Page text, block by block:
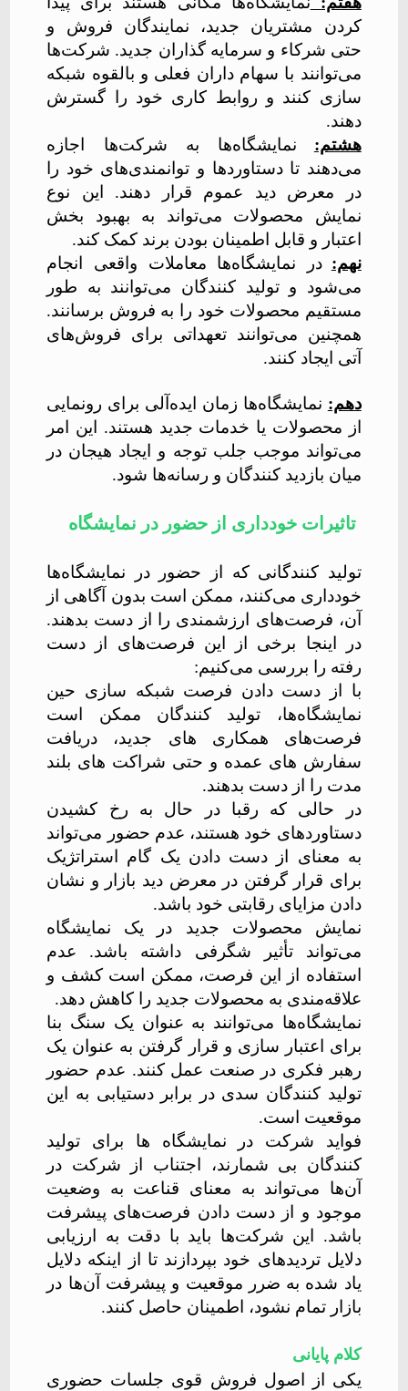
کردن مشتریان جدید، نمایندگان فروش و
حتی شرکاء و سرمایه گذاران جدید. شرکت‌ها
می‌توانند با سهام داران فعلی و بالقوه شبکه
سازی کنند و روابط کاری خود را گسترش
دهند.
هشتم:
نمایشگاه‌ها به شرکت‌ها اجازه
می‌دهند تا دستاوردها و توانمندی‌های خود را
در معرض دید عموم قرار دهند. این نوع
نمایش محصولات می‌تواند به بهبود بخش
اعتبار و قابل اطمینان بودن برند کمک کند.
نهم: در نمایشگاه‌ها معاملات واقعی انجام
می‌شود و تولید کنندگان می‌توانند به طور
مستقیم محصولات خود را به فروش برسانند.
همچنین می‌توانند تعهداتی برای فروش‌های
آتی ایجاد کنند.
دهم: نمایشگاه‌ها زمان ایده‌آلی برای رونمایی
از محصولات یا خدمات جدید هستند. این امر
می‌تواند موجب جلب توجه و ایجاد هیجان در
میان بازدید کنندگان و رسانه‌ها شود.
تاثیرات خودداری از حضور در نمایشگاه
تولید کنندگانی که از حضور در نمایشگاه‌ها
خودداری می‌کنند، ممکن است بدون آگاهی از
آن، فرصت‌های ارزشمندی را از دست بدهند.
در اینجا برخی از این فرصت‌های از دست
رفته را بررسی می‌کنیم:
با از دست دادن فرصت شبکه سازی حین
نمایشگاه‌ها، تولید کنندگان ممکن است
فرصت‌های همکاری ‌های جدید، دریافت
سفارش های عمده و حتی شراکت‌ های بلند
مدت را از دست بدهند.
در حالی که رقبا در حال به رخ کشیدن
دستاوردهای خود هستند، عدم حضور می‌تواند
به معنای از دست دادن یک گام استراتژیک
برای قرار گرفتن در معرض دید بازار و نشان
دادن مزایای رقابتی خود باشد.
نمایش محصولات جدید در یک نمایشگاه
می‌تواند تأثیر شگرفی داشته باشد. عدم
استفاده از این فرصت، ممکن است کشف و
علاقه‌‌مندی به محصولات جدید را کاهش دهد.
نمایشگاه‌ها می‌توانند به عنوان یک سنگ بنا
برای اعتبار سازی و قرار گرفتن به عنوان یک
رهبر فکری در صنعت عمل کنند. عدم حضور
تولید کنندگان سدی در برابر دستیابی به این
موقعیت است.
فواید شرکت در نمایشگاه ها برای تولید
کنندگان بی شمارند، اجتناب از شرکت در
آن‌ها می‌تواند به معنای قناعت به وضعیت
موجود و از دست دادن فرصت‌های پیشرفت
باشد. این شرکت‌ها باید با دقت به ارزیابی
دلایل تردیدهای خود بپردازند تا از اینکه دلایل
یاد شده به ضرر موقعیت و پیشرفت آن‌ها در
بازار تمام نشود، اطمینان حاصل کنند.
کلام پایانی
یکی از اصول فروش قوی جلسات حضوری